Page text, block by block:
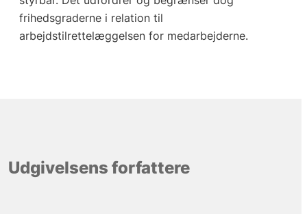
frihedsgraderne i relation til
arbejdstilrettelæggelsen for medarbejderne.
Udgivelsens forfattere